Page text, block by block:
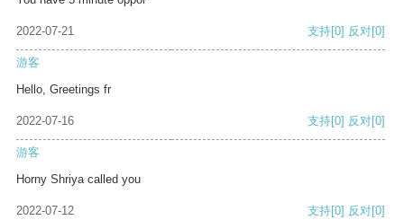
2022-07-21 支持[0] 反对[0]
游客
Hello, Greetings fr
2022-07-16 支持[0] 反对[0]
游客
Horny Shriya called you
2022-07-12 支持[0] 反对[0]